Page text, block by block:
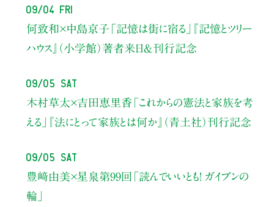
09/04 Fri
何致和×中島京子 「記憶は街に宿る」
『記憶とツリー
ハウス』（小学館）著者来日＆刊行記念
09/05 Sat
木村草太×吉田恵里香 「これからの憲法と家族を考
える」
『法にとって家族とは何か』（青土社）刊行記念
09/05 Sat
豊﨑由美×星泉 第99回「読んでいいとも！ ガイブンの
輪」